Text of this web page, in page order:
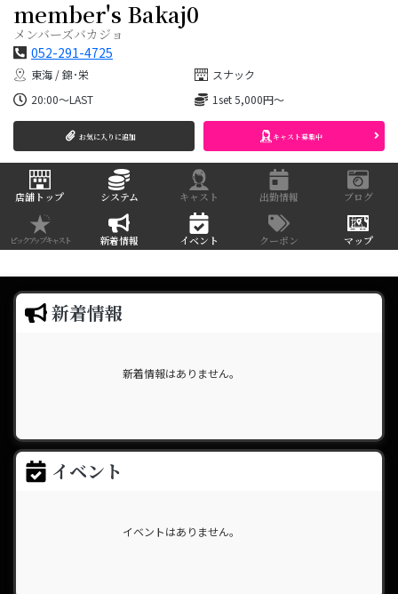
member's Bakaj0
メンバーズバカジョ
052-291-4725
東海 / 錦･栄
スナック
20:00〜LAST
1set 5,000円～
お気に入りに追加 キャスト募集中
店舗トップ システム キャスト 出勤情報 ブログ
ピックアップキャスト
新着情報 イベント クーポン マップ
新着情報
新着情報はありません。
イベント
イベントはありません。